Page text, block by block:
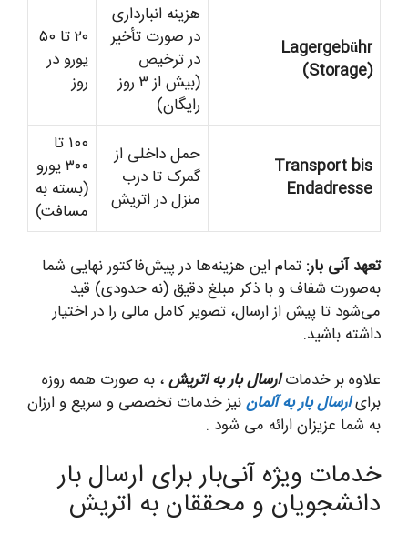
Lagergebühr
(Storage)
هزینه انبارداری
در صورت تأخیر
در ترخیص
(بیش از ۳ روز
رایگان)
۲۰ تا ۵۰
یورو در
روز
Transport bis
Endadresse
حمل داخلی از
گمرک تا درب
منزل در اتریش
۱۰۰ تا
۳۰۰ یورو
(بسته به
مسافت)
تعهد آنی بار: تمام این هزینه‌ها در پیش‌فاکتور نهایی شما
به‌صورت شفاف و با ذکر مبلغ دقیق (نه حدودی) قید
می‌شود تا پیش از ارسال، تصویر کامل مالی را در اختیار
داشته باشید.
علاوه بر خدماتارسال بار به اتریش، به صورت همه روزه
برایارسال بار به آلماننیز خدمات تخصصی و سریع و ارزان
به شما عزیزان ارائه می شود .
خدمات ویژه آنی‌بار برای ارسال بار
دانشجویان و محققان به اتریش